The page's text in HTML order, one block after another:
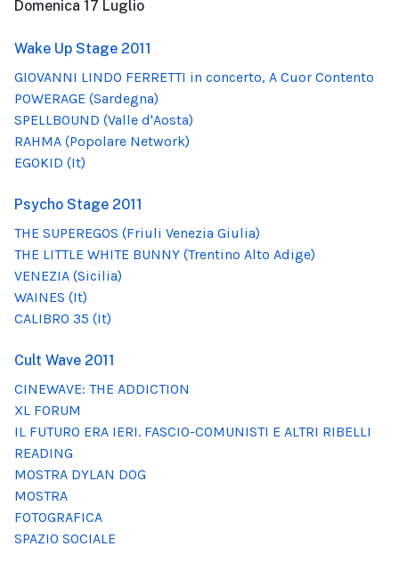
Domenica 17 Luglio
Wake Up Stage 2011
GIOVANNI LINDO FERRETTI in concerto, A Cuor Contento
POWERAGE (Sardegna)
SPELLBOUND (Valle d'Aosta)
RAHMA (Popolare Network)
EGOKID (It)
Psycho Stage 2011
THE SUPEREGOS (Friuli Venezia Giulia)
THE LITTLE WHITE BUNNY (Trentino Alto Adige)
VENEZIA (Sicilia)
WAINES (It)
CALIBRO 35 (It)
Cult Wave 2011
CINEWAVE: THE ADDICTION
XL FORUM
IL FUTURO ERA IERI. FASCIO-COMUNISTI E ALTRI RIBELLI
READING
MOSTRA DYLAN DOG
MOSTRA
FOTOGRAFICA
SPAZIO SOCIALE